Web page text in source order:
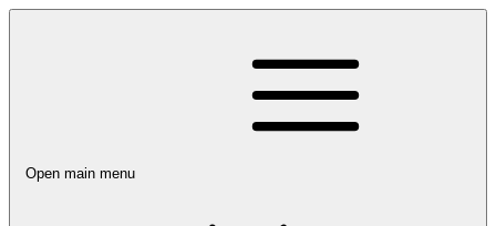
Open main menu